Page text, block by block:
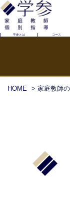
学参とは コース
HOME > 家庭教師